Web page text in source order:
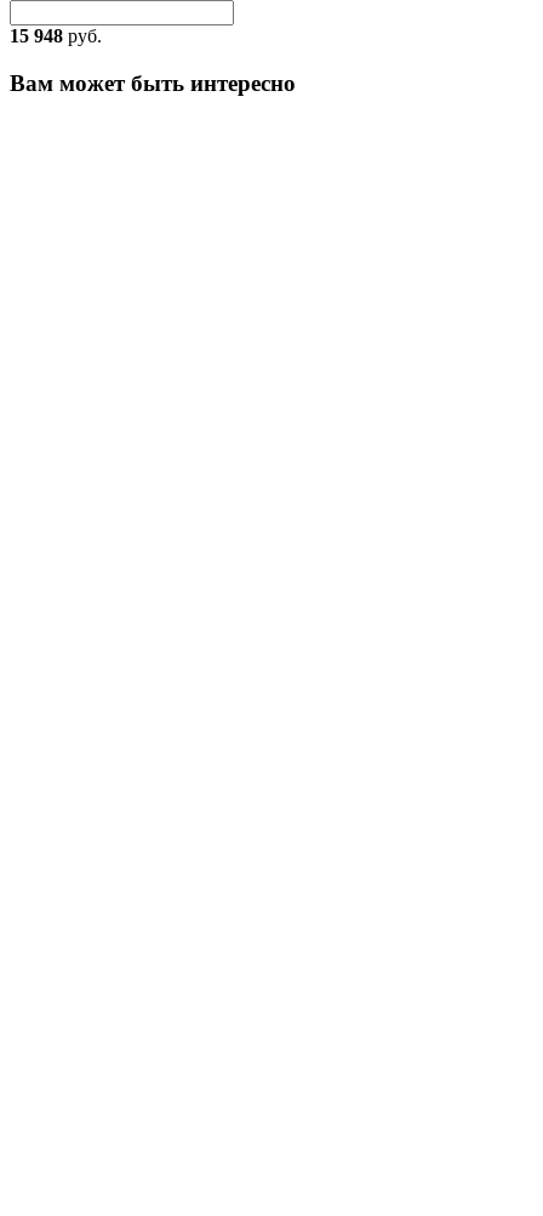
15 948 руб.
Вам может быть интересно